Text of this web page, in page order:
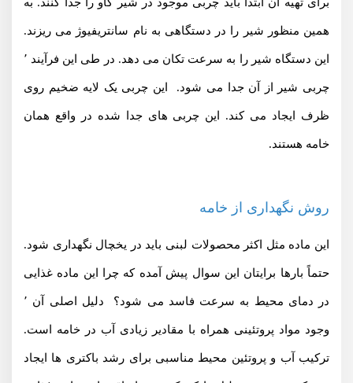
همین منظور شیر را در دستگاهی به نام سانتریفیوژ می ریزند.
این دستگاه شیر را به سرعت تکان می دهد. در طی این فرآیند ٬
چربی شیر از آن جدا می شود. این چربی یک لایه ضخیم روی
ظرف ایجاد می کند. این چربی های جدا شده در واقع همان
خامه هستند.
روش نگهداری از خامه
این ماده مثل اکثر محصولات لبنی باید در یخچال نگهداری شود.
حتماً بارها برایتان این سوال پیش آمده که چرا این ماده غذایی
در دمای محیط به سرعت فاسد می شود؟ دلیل اصلی آن ٬
وجود مواد پروتئینی همراه با مقادیر زیادی آب در خامه است.
ترکیب آب و پروتئین محیط مناسبی برای رشد باکتری ها ایجاد